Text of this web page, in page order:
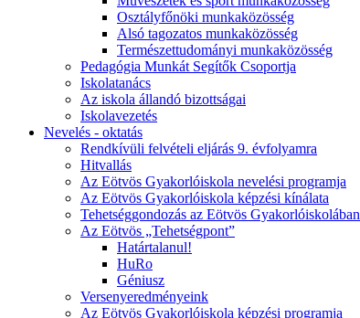
Osztályfőnöki munkaközösség
Alsó tagozatos munkaközösség
Természettudományi munkaközösség
Pedagógia Munkát Segítők Csoportja
Iskolatanács
Az iskola állandó bizottságai
Iskolavezetés
Nevelés - oktatás
Rendkívüli felvételi eljárás 9. évfolyamra
Hitvallás
Az Eötvös Gyakorlóiskola nevelési programja
Az Eötvös Gyakorlóiskola képzési kínálata
Tehetséggondozás az Eötvös Gyakorlóiskolában
Az Eötvös „Tehetségpont”
Határtalanul!
HuRo
Géniusz
Versenyeredményeink
Az Eötvös Gyakorlóiskola képzési programja